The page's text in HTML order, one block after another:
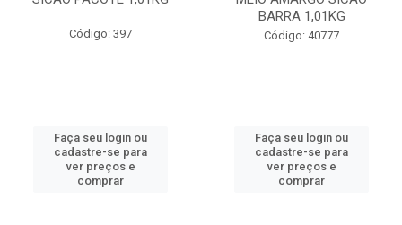
Código: 397
Faça seu login ou
cadastre-se para
ver preços e
comprar
BARRA 1,01KG
Código: 40777
Faça seu login ou
cadastre-se para
ver preços e
comprar